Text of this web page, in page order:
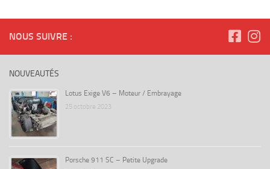
NOUS SUIVRE :
NOUVEAUTÉS
Lotus Exige V6 – Moteur / Embrayage
25 octobre 2023
Porsche 911 SC – Petite Upgrade